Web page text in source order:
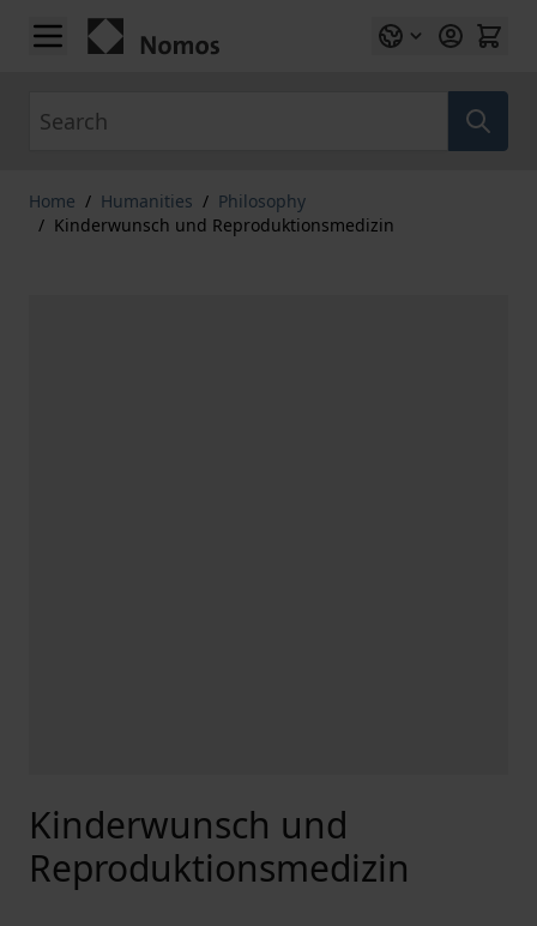
Skip to Content
Home / Humanities / Philosophy
/ Kinderwunsch und Reproduktionsmedizin
Kinderwunsch und
Reproduktionsmedizin